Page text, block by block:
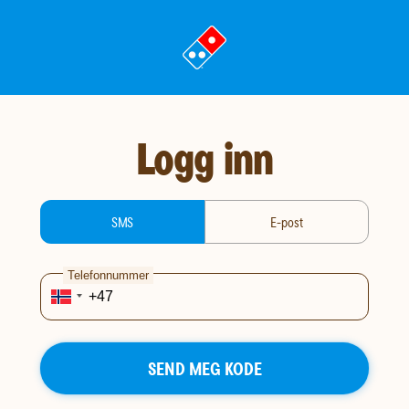
til
Logg inn
login-type
SMS E-post
Telefonnummer
SEND MEG KODE